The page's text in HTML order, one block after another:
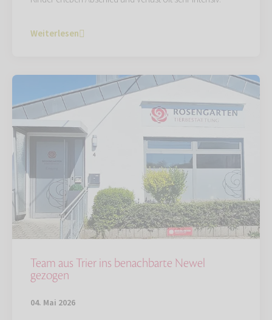
Weiterlesen
Team aus Trier ins benachbarte Newel
gezogen
04. Mai 2026